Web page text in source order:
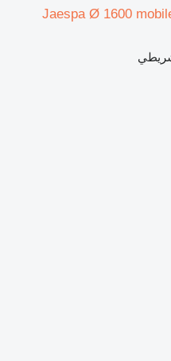
Jaespa Ø 1600